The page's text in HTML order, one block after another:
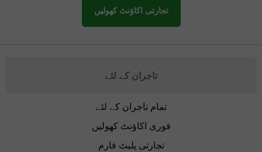
تجارتی اکاؤنٹ کھولیں
تاجران کے لئے
تمام تاجران کے لئے
فوری اکاؤنٹ کھولیں
تجارتی پلیٹ فارم